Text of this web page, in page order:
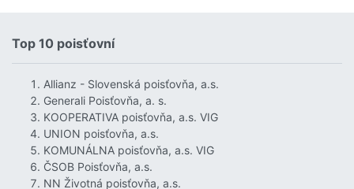
Top 10 poisťovní
Allianz - Slovenská poisťovňa, a.s.
Generali Poisťovňa, a. s.
KOOPERATIVA poisťovňa, a.s. VIG
UNION poisťovňa, a.s.
KOMUNÁLNA poisťovňa, a.s. VIG
ČSOB Poisťovňa, a.s.
NN Životná poisťovňa, a.s.